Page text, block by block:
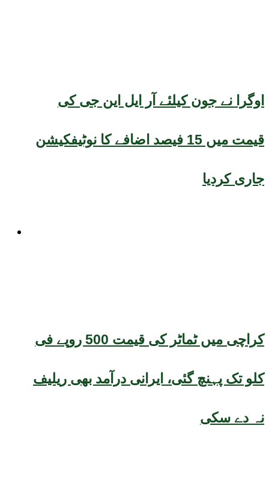
اوگرا نے جون کیلئے آر ایل این جی کی
قیمت میں 15 فیصد اضافے کا نوٹیفکیشن
جاری کردیا
کراچی میں ٹماٹر کی قیمت 500 روپے فی
کلو تک پہنچ گئی، ایرانی درآمد بھی ریلیف
نہ دے سکی